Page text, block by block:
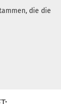
die die